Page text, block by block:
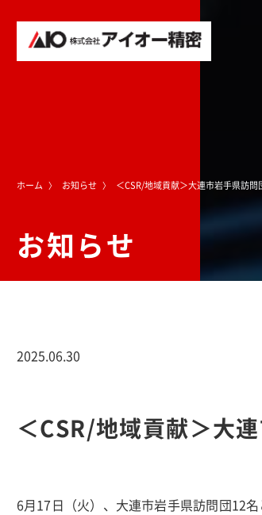
ホーム お知らせ ＜CSR/地域貢献＞大連市岩手県訪問
お知らせ
2025.06.30
＜CSR/地域貢献＞大
6月17日（火）、大連市岩手県訪問団12